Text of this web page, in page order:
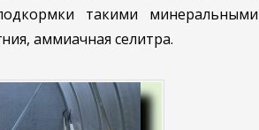
такими минеральными
аммиачная селитра.